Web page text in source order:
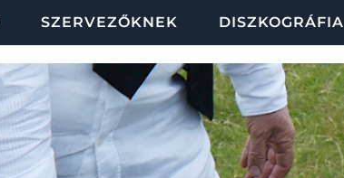
SZERVEZŐKNEK DISZKOGRÁFIA